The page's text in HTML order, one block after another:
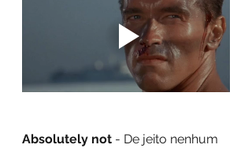
Absolutely not - De jeito nenhum